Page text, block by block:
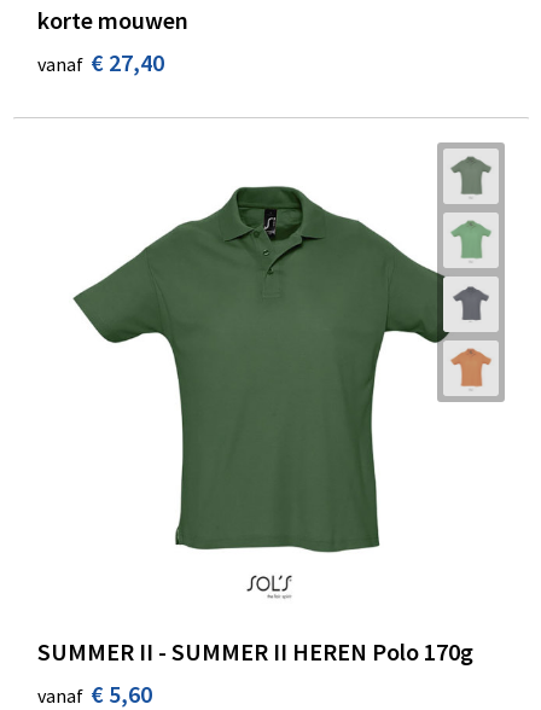
korte mouwen
vanaf € 27,40
SUMMER II - SUMMER II HEREN Polo 170g
vanaf € 5,60